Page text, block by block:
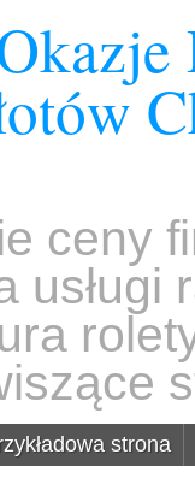
ceny
usługi
strona